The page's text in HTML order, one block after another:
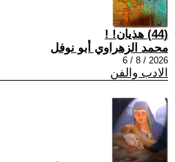
(44) هذيان! !
محمد الزهراوي أبو نوفل
2026 / 8 / 6
الادب والفن